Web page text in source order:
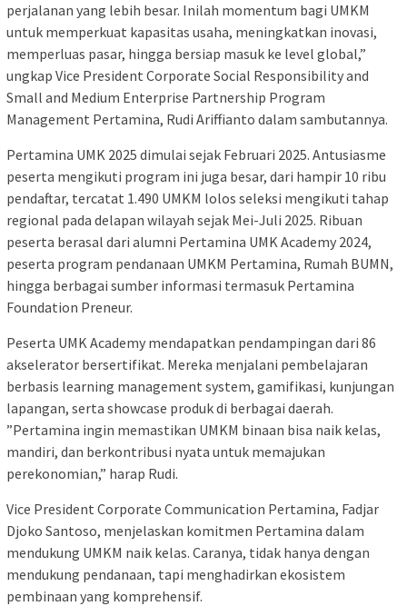
perjalanan yang lebih besar. Inilah momentum bagi UMKM
untuk memperkuat kapasitas usaha, meningkatkan inovasi,
memperluas pasar, hingga bersiap masuk ke level global,”
ungkap Vice President Corporate Social Responsibility and
Small and Medium Enterprise Partnership Program
Management Pertamina, Rudi Ariffianto dalam sambutannya.
Pertamina UMK 2025 dimulai sejak Februari 2025. Antusiasme
peserta mengikuti program ini juga besar, dari hampir 10 ribu
pendaftar, tercatat 1.490 UMKM lolos seleksi mengikuti tahap
regional pada delapan wilayah sejak Mei-Juli 2025. Ribuan
peserta berasal dari alumni Pertamina UMK Academy 2024,
peserta program pendanaan UMKM Pertamina, Rumah BUMN,
hingga berbagai sumber informasi termasuk Pertamina
Foundation Preneur.
Peserta UMK Academy mendapatkan pendampingan dari 86
akselerator bersertifikat. Mereka menjalani pembelajaran
berbasis learning management system, gamifikasi, kunjungan
lapangan, serta showcase produk di berbagai daerah.
”Pertamina ingin memastikan UMKM binaan bisa naik kelas,
mandiri, dan berkontribusi nyata untuk memajukan
perekonomian,” harap Rudi.
Vice President Corporate Communication Pertamina, Fadjar
Djoko Santoso, menjelaskan komitmen Pertamina dalam
mendukung UMKM naik kelas. Caranya, tidak hanya dengan
mendukung pendanaan, tapi menghadirkan ekosistem
pembinaan yang komprehensif.